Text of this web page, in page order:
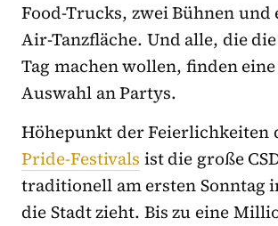
Food-Trucks, zwei Bühnen und
Air-Tanzfläche. Und alle, die
Tag machen wollen, finden
Auswahl an Partys.
Höhepunkt der Feierlichkeiten
Pride-Festivals ist die große
traditionell am ersten Sonntag
die Stadt zieht. Bis zu eine